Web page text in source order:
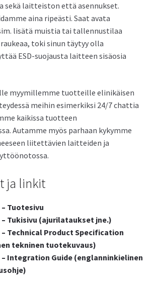
sekä laitteiston että asennukset.
aina ripeästi. Saat avata
lisätä muistia tai tallennustilaa
toki sinun täytyy olla
ESD-suojausta laitteen sisäosia
myymillemme tuotteille elinikäisen
meihin esimerkiksi 24/7 chattia
kaikissa tuotteen
Autamme myös parhaan kykymme
liitettävien laitteiden ja
ja linkit
– Tuotesivu
– Tukisivu (ajurilataukset jne.)
– Technical Product Specification
tekninen tuotekuvaus)
– Integration Guide (englanninkielinen